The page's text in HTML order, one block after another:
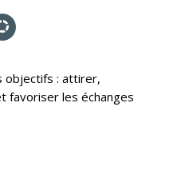
objectifs : attirer,
favoriser les échanges